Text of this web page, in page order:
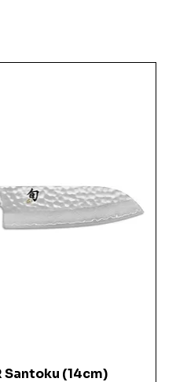
Santoku (14cm)